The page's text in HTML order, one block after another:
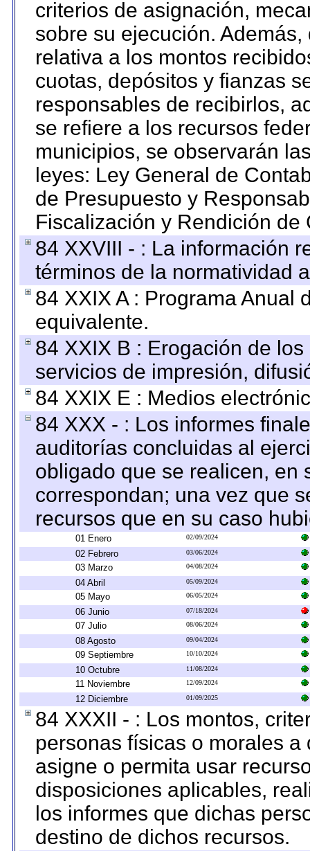
criterios de asignación,
sobre su ejecución.
relativa a los montos
cuotas, depósitos y fianzas
responsables de recibirlos,
se refiere a los recursos
municipios, se observarán
leyes: Ley General de
de Presupuesto y
Fiscalización y Rendición
84 XXVIII - : La información
términos de la normatividad
84 XXIX A : Programa Anual
equivalente.
84 XXIX B : Erogación de
servicios de impresión,
84 XXIX E : Medios
84 XXX - : Los informes
auditorías concluidas al
obligado que se realicen, en
correspondan; una vez que
recursos que en su caso
01 Enero 02/09/2024
02 Febrero 03/06/2024
03 Marzo 04/08/2024
04 Abril 05/09/2024
05 Mayo 06/05/2024
06 Junio 07/18/2024
07 Julio 08/06/2024
08 Agosto 09/04/2024
09 Septiembre 10/10/2024
10 Octubre 11/08/2024
11 Noviembre 12/09/2024
12 Diciembre 01/09/2025
84 XXXII - : Los montos,
personas físicas o morales
asigne o permita usar
disposiciones aplicables,
los informes que dichas
destino de dichos recursos.